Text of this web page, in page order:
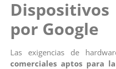
por Google
Las exigencias de
comerciales aptos para